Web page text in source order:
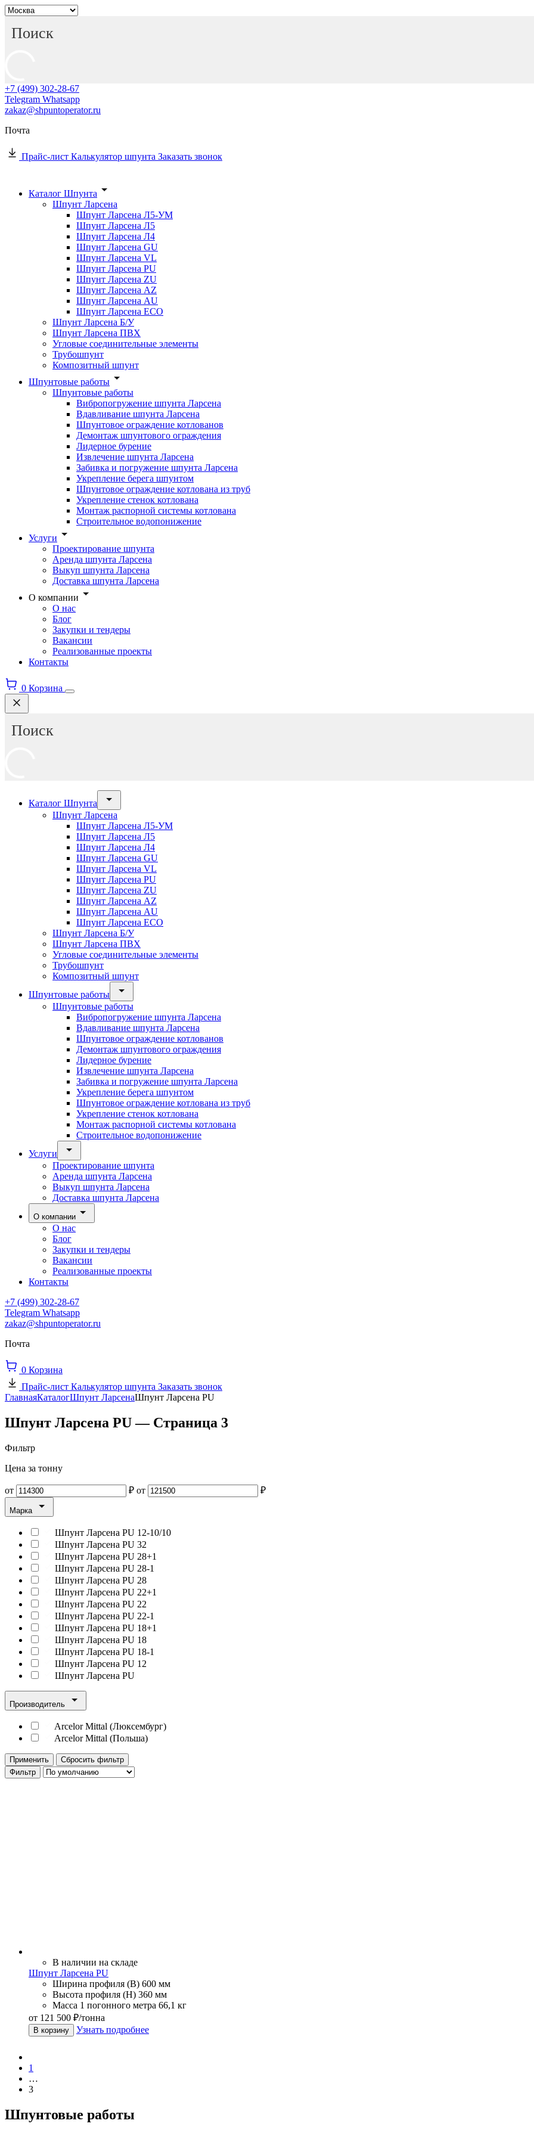
+7 (499) 302-28-67
Telegram Whatsapp
zakaz@shpuntoperator.ru
Почта
Прайс-лист Калькулятор шпунта Заказать звонок
Каталог Шпунта
Шпунт Ларсена
Шпунт Ларсена Л5-УМ
Шпунт Ларсена Л5
Шпунт Ларсена Л4
Шпунт Ларсена GU
Шпунт Ларсена VL
Шпунт Ларсена PU
Шпунт Ларсена ZU
Шпунт Ларсена AZ
Шпунт Ларсена AU
Шпунт Ларсена ECO
Шпунт Ларсена Б/У
Шпунт Ларсена ПВХ
Угловые соединительные элементы
Трубошпунт
Композитный шпунт
Шпунтовые работы
Шпунтовые работы
Вибропогружение шпунта Ларсена
Вдавливание шпунта Ларсена
Шпунтовое ограждение котлованов
Демонтаж шпунтового ограждения
Лидерное бурение
Извлечение шпунта Ларсена
Забивка и погружение шпунта Ларсена
Укрепление берега шпунтом
Шпунтовое ограждение котлована из труб
Укрепление стенок котлована
Монтаж распорной системы котлована
Строительное водопонижение
Услуги
Проектирование шпунта
Аренда шпунта Ларсена
Выкуп шпунта Ларсена
Доставка шпунта Ларсена
О компании
О нас
Блог
Закупки и тендеры
Вакансии
Реализованные проекты
Контакты
0 Корзина
Каталог Шпунта
Шпунт Ларсена
Шпунт Ларсена Л5-УМ
Шпунт Ларсена Л5
Шпунт Ларсена Л4
Шпунт Ларсена GU
Шпунт Ларсена VL
Шпунт Ларсена PU
Шпунт Ларсена ZU
Шпунт Ларсена AZ
Шпунт Ларсена AU
Шпунт Ларсена ECO
Шпунт Ларсена Б/У
Шпунт Ларсена ПВХ
Угловые соединительные элементы
Трубошпунт
Композитный шпунт
Шпунтовые работы
Шпунтовые работы
Вибропогружение шпунта Ларсена
Вдавливание шпунта Ларсена
Шпунтовое ограждение котлованов
Демонтаж шпунтового ограждения
Лидерное бурение
Извлечение шпунта Ларсена
Забивка и погружение шпунта Ларсена
Укрепление берега шпунтом
Шпунтовое ограждение котлована из труб
Укрепление стенок котлована
Монтаж распорной системы котлована
Строительное водопонижение
Услуги
Проектирование шпунта
Аренда шпунта Ларсена
Выкуп шпунта Ларсена
Доставка шпунта Ларсена
О компании
О нас
Блог
Закупки и тендеры
Вакансии
Реализованные проекты
Контакты
+7 (499) 302-28-67
Telegram Whatsapp
zakaz@shpuntoperator.ru
Почта
0 Корзина
Прайс-лист Калькулятор шпунта Заказать звонок
ГлавнаяКаталогШпунт ЛарсенаШпунт Ларсена PU
Шпунт Ларсена PU — Страница 3
Фильтр
Цена за тонну
от ₽ от ₽
Марка
Шпунт Ларсена PU 12-10/10
Шпунт Ларсена PU 32
Шпунт Ларсена PU 28+1
Шпунт Ларсена PU 28-1
Шпунт Ларсена PU 28
Шпунт Ларсена PU 22+1
Шпунт Ларсена PU 22
Шпунт Ларсена PU 22-1
Шпунт Ларсена PU 18+1
Шпунт Ларсена PU 18
Шпунт Ларсена PU 18-1
Шпунт Ларсена PU 12
Шпунт Ларсена PU
Производитель
Arcelor Mittal (Люксембург)
Arcelor Mittal (Польша)
Применить
Сбросить фильтр
Фильтр
В наличии на складе
Шпунт Ларсена PU
Ширина профиля (В) 600 мм
Высота профиля (Н) 360 мм
Масса 1 погонного метра 66,1 кг
от 121 500 ₽/тонна
В корзину Узнать подробнее
1
…
3
Шпунтовые работы